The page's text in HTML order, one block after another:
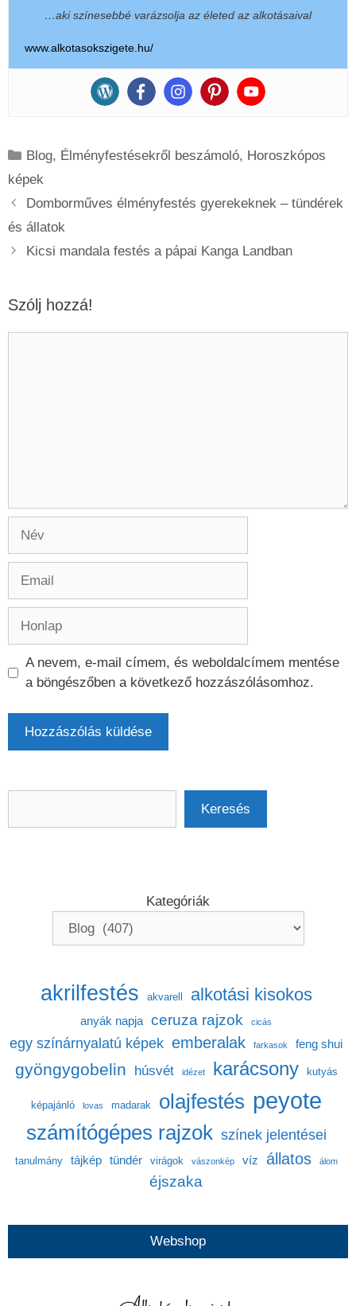
…aki színesebbé varázsolja az életed az alkotásaival
www.alkotasokszigete.hu/
Kategória
Blog, Élményfestésekről beszámoló, Horoszkópos
képek
Domborműves élményfestés gyerekeknek – tündérek
és állatok
Kicsi mandala festés a pápai Kanga Landban
Szólj hozzá!
A nevem, e-mail címem, és weboldalcímem mentése
a böngészőben a következő hozzászólásomhoz.
Keresés
Kategóriák
akrilfestés akvarell alkotási kisokos
anyák napja ceruza rajzok cicás
egy színárnyalatú képek emberalak farkasok feng shui
gyöngygobelin húsvét idézet karácsony kutyás
képajánló lovas madarak olajfestés peyote
számítógépes rajzok színek jelentései
tanulmány tájkép tündér virágok vászonkép víz állatos álom
éjszaka
Webshop